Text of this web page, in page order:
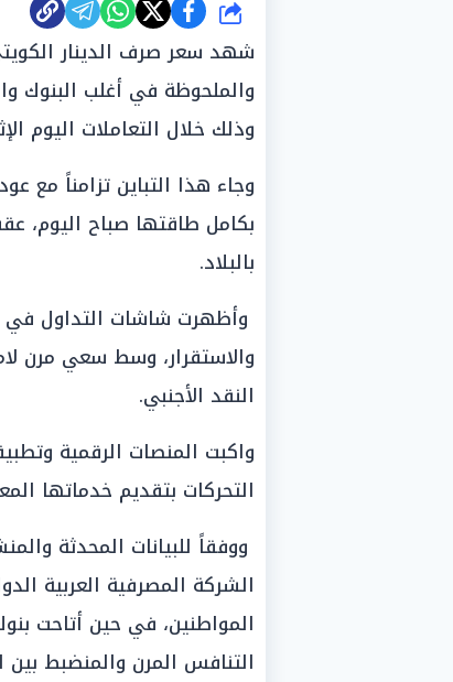
شارك
شهد سعر صرف الدينار
والملحوظة في أغلب البنوك
وذلك خلال التعاملات اليوم الإثنين،
وجاء هذا التباين تزامناً مع
بكامل طاقتها صباح اليوم،
بالبلاد.
وأظهرت شاشات التداول في
والاستقرار، وسط سعي مرن
النقد الأجنبي.
واكبت المنصات الرقمية
التحركات بتقديم خدماتها
ووفقاً للبيانات المحدثة
الشركة المصرفية العربية
المواطنين، في حين أتاحت
التنافس المرن والمنضبط بين